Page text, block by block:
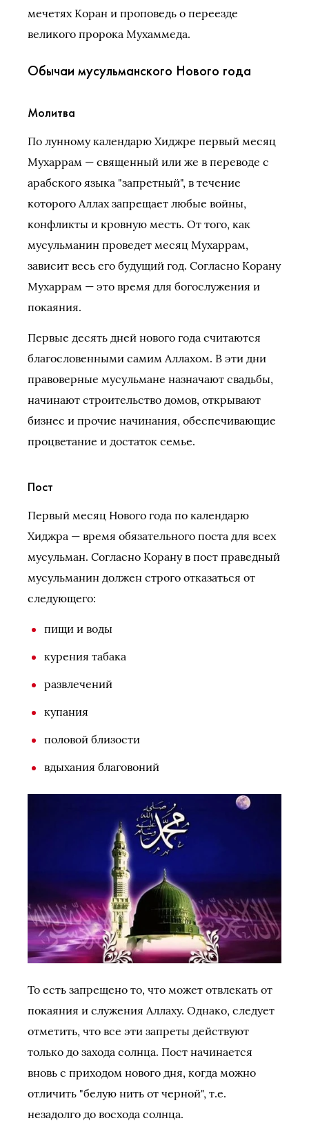
мечетях Коран и проповедь о переезде
великого пророка Мухаммеда.
Обычаи мусульманского Нового года
Молитва
По лунному календарю Хиджре первый месяц
Мухаррам — священный или же в переводе с
арабского языка "запретный", в течение
которого Аллах запрещает любые войны,
конфликты и кровную месть. От того, как
мусульманин проведет месяц Мухаррам,
зависит весь его будущий год. Согласно Корану
Мухаррам — это время для богослужения и
покаяния.
Первые десять дней нового года считаются
благословенными самим Аллахом. В эти дни
правоверные мусульмане назначают свадьбы,
начинают строительство домов, открывают
бизнес и прочие начинания, обеспечивающие
процветание и достаток семье.
Пост
Первый месяц Нового года по календарю
Хиджра — время обязательного поста для всех
мусульман. Согласно Корану в пост праведный
мусульманин должен строго отказаться от
следующего:
пищи и воды
курения табака
развлечений
купания
половой близости
вдыхания благовоний
То есть запрещено то, что может отвлекать от
покаяния и служения Аллаху. Однако, следует
отметить, что все эти запреты действуют
только до захода солнца. Пост начинается
вновь с приходом нового дня, когда можно
отличить "белую нить от черной", т.е.
незадолго до восхода солнца.